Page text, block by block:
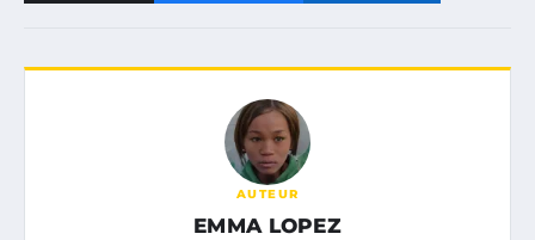
AUTEUR
EMMA LOPEZ